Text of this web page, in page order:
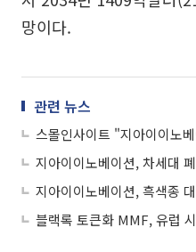
망이다.
관련 뉴스
블랙록 토큰화 MMF, 유럽